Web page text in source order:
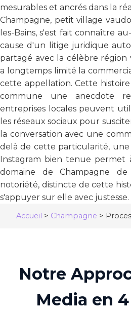
mesurables et ancrés dans la
Champagne, petit village
les-Bains, s'est fait connaître
cause d'un litige juridique
partagé avec la célèbre région
a longtemps limité la
cette appellation. Cette
commune une anecdote
entreprises locales peuvent
les réseaux sociaux pour
la conversation avec une
delà de cette particularité, une
Instagram bien tenue
domaine de Champagne
notoriété, distincte de cette
s'appuyer sur elle avec justesse.
Accueil > Champagne >
Notre
Media en